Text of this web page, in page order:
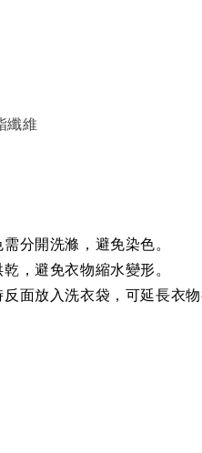
纖維
分開洗滌，避免染色。
，避免衣物縮水變形。
面放入洗衣袋，可延長衣物